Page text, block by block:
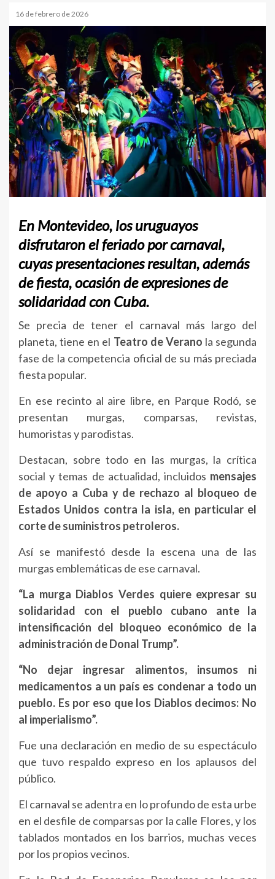
16 de febrero de 2026
En Montevideo, los uruguayos
disfrutaron el feriado por carnaval,
cuyas presentaciones resultan, además
de fiesta, ocasión de expresiones de
solidaridad con Cuba.
Se precia de tener el carnaval más largo del
planeta, tiene en el Teatro de Verano la segunda
fase de la competencia oficial de su más preciada
fiesta popular.
En ese recinto al aire libre, en Parque Rodó, se
presentan murgas, comparsas, revistas,
humoristas y parodistas.
Destacan, sobre todo en las murgas, la crítica
social y temas de actualidad, incluidos mensajes
de apoyo a Cuba y de rechazo al bloqueo de
Estados Unidos contra la isla, en particular el
corte de suministros petroleros.
Así se manifestó desde la escena una de las
murgas emblemáticas de ese carnaval.
“La murga Diablos Verdes quiere expresar su
solidaridad con el pueblo cubano ante la
intensificación del bloqueo económico de la
administración de Donal Trump”.
“No dejar ingresar alimentos, insumos ni
medicamentos a un país es condenar a todo un
pueblo. Es por eso que los Diablos decimos: No
al imperialismo”.
Fue una declaración en medio de su espectáculo
que tuvo respaldo expreso en los aplausos del
público.
El carnaval se adentra en lo profundo de esta urbe
en el desfile de comparsas por la calle Flores, y los
tablados montados en los barrios, muchas veces
por los propios vecinos.